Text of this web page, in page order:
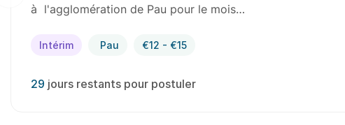
à l'agglomération Tarbes pour le mois d'aout…
Intérim Tarbes €12 - €15
29 jours restants pour postuler